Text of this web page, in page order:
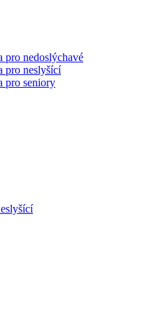
pro nedoslýchavé
pro neslyšící
pro seniory